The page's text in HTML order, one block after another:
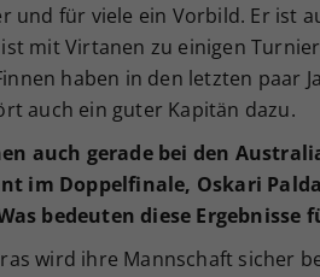
und für viele ein Vorbild. Er ist
mit Virtanen zu einigen
haben in den letzten paar
auch ein guter Kapitän dazu.
auch gerade bei den
im Doppelfinale, Oskari
bedeuten diese Ergebnisse
wird ihre Mannschaft sicher